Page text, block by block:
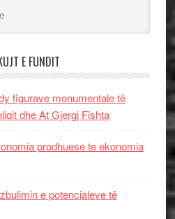
E FUNDIT
figurave monumentale të
dhe At Gjergj Fishta
prodhuese te ekonomia
e potencialeve të